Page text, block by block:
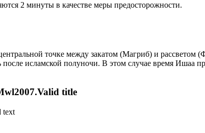
2 минуты в качестве меры предосторожности.
точке между закатом (Магриб) и рассветом
исламской полуночи. В этом случае время Ишаа
title
text